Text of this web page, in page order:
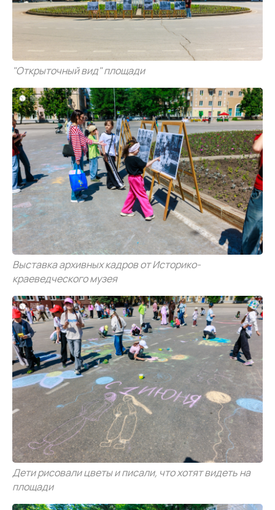
"Открыточный вид" площади
Выставка архивных кадров от Историко-
краеведческого музея
Дети рисовали цветы и писали, что хотят видеть на
площади